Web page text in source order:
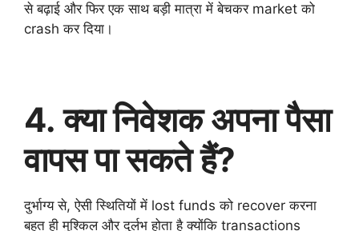
से बढ़ाई और फिर एक साथ बड़ी मात्रा में बेचकर market को
crash कर दिया।
4. क्या निवेशक अपना पैसा
वापस पा सकते हैं?
दुर्भाग्य से, ऐसी स्थितियों में lost funds को recover करना
बहुत ही मुश्किल और दुर्लभ होता है क्योंकि transactions